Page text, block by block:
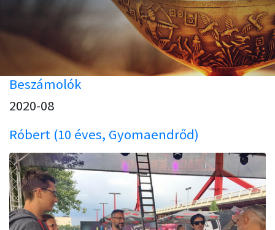
Beszámolók
2020-08
Róbert (10 éves, Gyomaendrőd)